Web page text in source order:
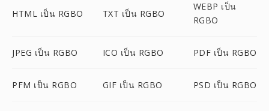
HTML เป็น RGBO TXT เป็น RGBO
WEBP เป็น
RGBO
JPEG เป็น RGBO ICO เป็น RGBO PDF เป็น RGBO
PFM เป็น RGBO GIF เป็น RGBO PSD เป็น RGBO